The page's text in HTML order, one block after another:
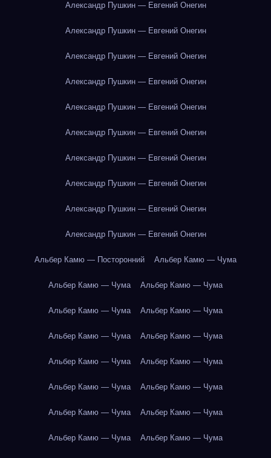
Александр Пушкин — Евгений Онегин
Александр Пушкин — Евгений Онегин
Александр Пушкин — Евгений Онегин
Александр Пушкин — Евгений Онегин
Александр Пушкин — Евгений Онегин
Александр Пушкин — Евгений Онегин
Александр Пушкин — Евгений Онегин
Александр Пушкин — Евгений Онегин
Александр Пушкин — Евгений Онегин
Александр Пушкин — Евгений Онегин
Альбер Камю — Посторонний Альбер Камю — Чума
Альбер Камю — Чума Альбер Камю — Чума
Альбер Камю — Чума Альбер Камю — Чума
Альбер Камю — Чума Альбер Камю — Чума
Альбер Камю — Чума Альбер Камю — Чума
Альбер Камю — Чума Альбер Камю — Чума
Альбер Камю — Чума Альбер Камю — Чума
Альбер Камю — Чума Альбер Камю — Чума